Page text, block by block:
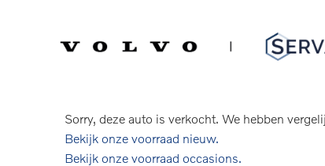
Serva Volvo
Verkocht: Volvo V60
Sorry, deze auto is verkocht. We hebben
Bekijk onze voorraad nieuw.
Bekijk onze voorraad occasions.